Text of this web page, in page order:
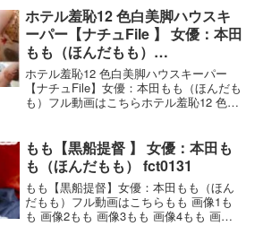
ホテル羞恥12 色白美脚ハウスキ
ーパー【ナチュFile 】 女優：本田
もも（ほんだもも）
1nhdtb95004
ホテル羞恥12 色白美脚ハウスキーパー
【ナチュFile】女優：本田もも（ほんだも
も）フル動画はこちらホテル羞恥12 色白
恥12 色白美脚ハウスキーパー 画像3ホ
もも【黒船提督 】 女優：本田も
も（ほんだもも） fct0131
もも【黒船提督】女優：本田もも（ほん
だもも）フル動画はこちらもも 画像1も
も 画像2もも 画像3もも 画像4もも 画像5